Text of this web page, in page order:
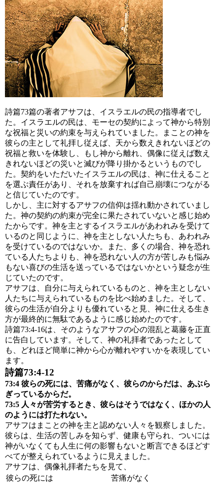
詩篇73篇の著者アサフは、イスラエルの民の指導者でし
た。イスラエルの民は、モーセの契約によって神から特別
な祝福と災いの約束を与えられていました。まことの神を
彼らの主として礼拝し従えば、天から数えきれないほどの
祝福と救いを体験し、もし神から離れ、偶像に従えば数え
きれないほどの災いと滅びが降り掛かるというものでし
た。契約をいただいたイスラエルの民は、神に仕えること
を選ぶ責任があり、それを放棄すれば自己崩壊につながる
と信じていたのです。
しかし、主に対するアサフの信仰は揺れ動かされていまし
た。神の契約の約束が完全に果たされていないと感じ始め
たからです。神を主とするイスラエルがあわれみを受けて
いるのと同じように、神を主としない人たちも、あわれみ
を受けているのではないか。また、多くの場合、神を恐れ
ている人たちよりも、神を恐れない人の方が苦しみも悩み
もない喜びの生活を送っているではないかという疑念が生
じていたのです。
アサフは、自分に与えられているものと、神を主としない
人たちに与えられているものを比べ始めました。そして、
彼らの生活が自分よりも優れていると見、神に仕える生き
方が最終的に無駄であるように感じ始めたのです。
詩篇73:4-16は、そのようなアサフの心の混乱と葛藤を正直
に告白しています。そして、神の礼拝者であったとして
も、どれほど簡単に神から心が離れやすいかを表現してい
ます。
詩篇73:4-12
73:4 彼らの死には、苦痛がなく、彼らのからだは、あぶら
ぎっているからだ。
73:5 人々が苦労するとき、彼らはそうではなく、ほかの人
のようには打たれない。
アサフはまことの神を主と認めない人々を観察しました。
彼らは、生活の苦しみを知らず、健康も守られ、ついには
神がいなくても人生に何の影響もないと断言できるほどす
べてが整えられているように見えました。
アサフは、偶像礼拝者たちを見て、
彼らの死には
苦痛がなく